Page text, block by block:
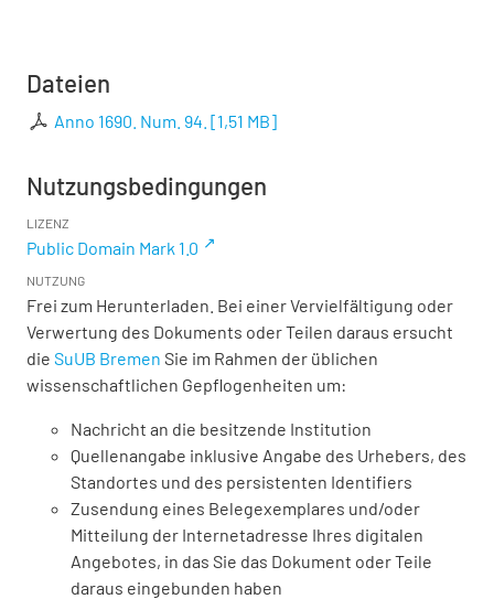
Dateien
Anno 1690. Num. 94. [1,51 MB]
Nutzungsbedingungen
LIZENZ
Public Domain Mark 1.0
NUTZUNG
Frei zum Herunterladen. Bei einer Vervielfältigung oder
Verwertung des Dokuments oder Teilen daraus ersucht
die SuUB Bremen Sie im Rahmen der üblichen
wissenschaftlichen Gepflogenheiten um:
Nachricht an die besitzende Institution
Quellenangabe inklusive Angabe des Urhebers, des
Standortes und des persistenten Identifiers
Zusendung eines Belegexemplares und/oder
Mitteilung der Internetadresse Ihres digitalen
Angebotes, in das Sie das Dokument oder Teile
daraus eingebunden haben